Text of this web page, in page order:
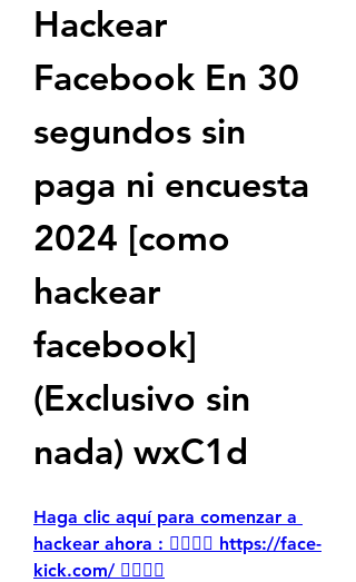
Hackear
Facebook En 30
segundos sin
paga ni encuesta
2024 [como
hackear
facebook]
(Exclusivo sin
nada) wxC1d
Haga clic aquí para comenzar a
hackear ahora : 👉🏻👉🏻 https://face-
kick.com/ 👈🏻👈🏻